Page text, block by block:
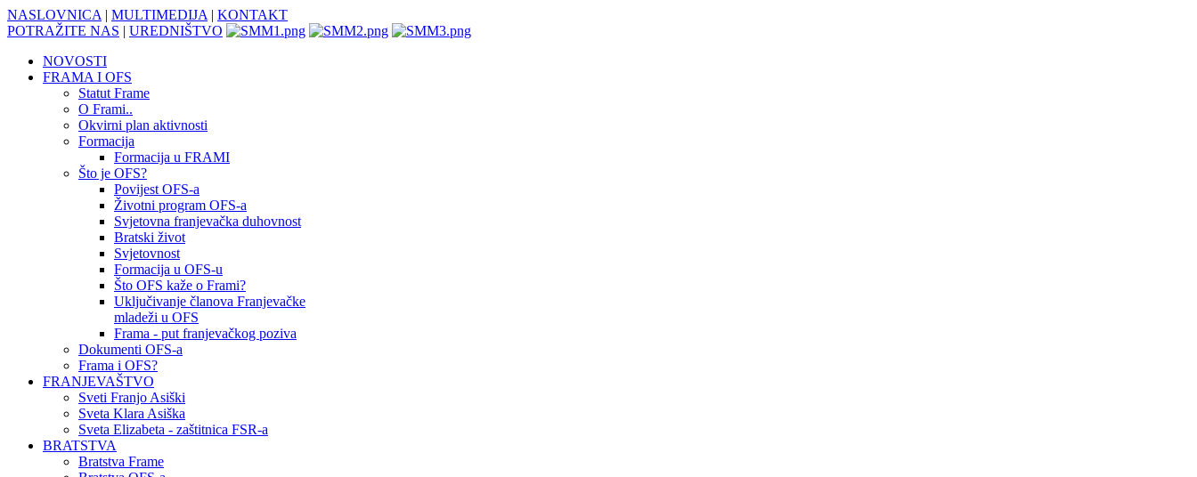
NASLOVNICA | MULTIMEDIJA | KONTAKT
POTRAŽITE NAS | UREDNIŠTVO
NOVOSTI
FRAMA I OFS
Statut Frame
O Frami..
Okvirni plan aktivnosti
Formacija
Formacija u FRAMI
Što je OFS?
Povijest OFS-a
Životni program OFS-a
Svjetovna franjevačka duhovnost
Bratski život
Svjetovnost
Formacija u OFS-u
Što OFS kaže o Frami?
Uključivanje članova Franjevačke
mladeži u OFS
Frama - put franjevačkog poziva
Dokumenti OFS-a
Frama i OFS?
FRANJEVAŠTVO
Sveti Franjo Asiški
Sveta Klara Asiška
Sveta Elizabeta - zaštitnica FSR-a
BRATSTVA
Bratstva Frame